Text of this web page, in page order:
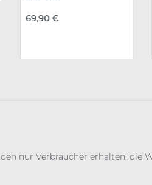
69,90 €
nur Verbraucher erhalten, die